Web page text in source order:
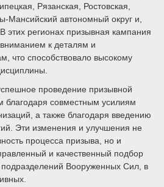
Рязанская, Ростовская,
Мансийский автономный округ и,
этих регионах призывная кампания
к деталям и
что способствовало высокому
проведение призывной
благодаря совместным усилиям
а также благодаря введению
Эти изменения и улучшения не
процесса призыва, но и
и качественный подбор
подразделений Вооруженных Сил, в